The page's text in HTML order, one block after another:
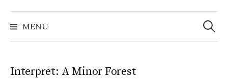
MENU
Interpret: A Minor Forest